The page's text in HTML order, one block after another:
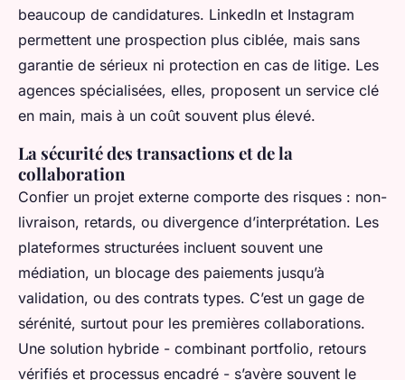
beaucoup de candidatures. LinkedIn et Instagram
permettent une prospection plus ciblée, mais sans
garantie de sérieux ni protection en cas de litige. Les
agences spécialisées, elles, proposent un service clé
en main, mais à un coût souvent plus élevé.
La sécurité des transactions et de la
collaboration
Confier un projet externe comporte des risques : non-
livraison, retards, ou divergence d’interprétation. Les
plateformes structurées incluent souvent une
médiation, un blocage des paiements jusqu’à
validation, ou des contrats types. C’est un gage de
sérénité, surtout pour les premières collaborations.
Une solution hybride - combinant portfolio, retours
vérifiés et processus encadré - s’avère souvent le